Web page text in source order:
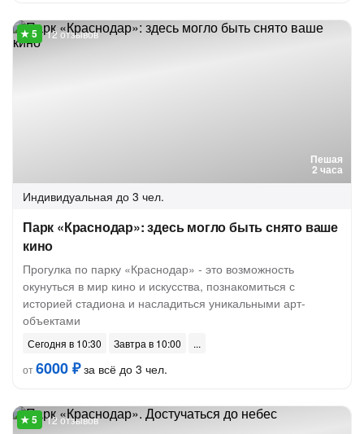
Пешая
2 часа
12 отзывов
Индивидуальная до 3 чел.
Парк «Краснодар»: здесь могло быть снято ваше
кино
Прогулка по парку «Краснодар» - это возможность
окунуться в мир кино и искусства, познакомиться с
историей стадиона и насладиться уникальными арт-
объектами
Сегодня в 10:30
Завтра в 10:00
от6000 ₽за всё до 3 чел.
12 отзывов